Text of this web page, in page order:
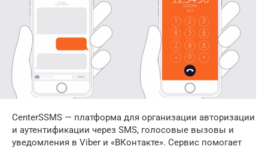
CenterSSMS — платформа для организации авторизации
и аутентификации через SMS, голосовые вызовы и
уведомления в Viber и «ВКонтакте». Сервис помогает